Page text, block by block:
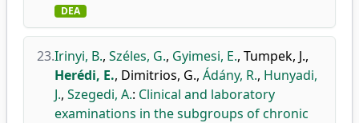
DEA
23.Irinyi, B., Széles, G., Gyimesi, E., Tumpek, J.,
Herédi, E., Dimitrios, G., Ádány, R., Hunyadi,
J., Szegedi, A.: Clinical and laboratory
examinations in the subgroups of chronic